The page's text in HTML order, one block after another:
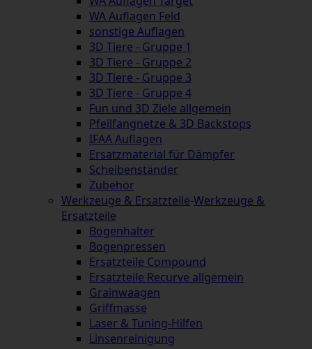
WA Auflagen Feld
sonstige Auflagen
3D Tiere - Gruppe 1
3D Tiere - Gruppe 2
3D Tiere - Gruppe 3
3D Tiere - Gruppe 4
Fun und 3D Ziele allgemein
Pfeilfangnetze & 3D Backstops
IFAA Auflagen
Ersatzmaterial für Dämpfer
Scheibenständer
Zubehör
Werkzeuge & Ersatzteile-Werkzeuge &
Ersatzteile
Bogenhalter
Bogenpressen
Ersatzteile Compound
Ersatzteile Recurve allgemein
Grainwaagen
Griffmasse
Laser & Tuning-Hilfen
Linsenreinigung